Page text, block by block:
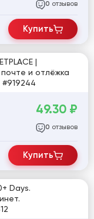
0 отзывов
Купить
|
и отлёжка
от месяца - Лучшее качество! #919244
49.30 ₽
0 отзывов
Купить
Days.